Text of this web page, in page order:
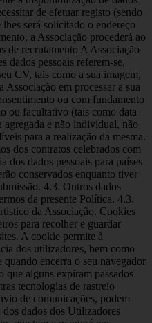
de efetuar registo (sendo
será solicitado o endereço
a Associação procederá ao
de recrutamento A Associação
dados pessoais referem-se,
CV, tais como a sua imagem,
em processar a sua
ou com fundamento
ou facultativo (tais como data
agregada e não individual, não
para a realização da mesma.
dos contratos celebrados com
dos dados pessoais para países
conservados enquanto tiver
4.3. Outros dados
da presente Política. 4.3.
da Associação. Cookies
para recolher e guardar
A cookie permite à
dos utilizadores, bem como
encerra o seu navegador
que alguns expiram passados
tecnologias de rastreio
de comunicações, podem
dos dados dos Utilizadores